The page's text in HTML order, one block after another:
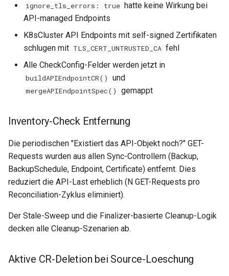
ignore_tls_errors: true hatte keine Wirkung bei
API-managed Endpoints
K8sCluster API Endpoints mit self-signed Zertifikaten
schlugen mit TLS_CERT_UNTRUSTED_CA fehl
Alle CheckConfig-Felder werden jetzt in
buildAPIEndpointCR() und
mergeAPIEndpointSpec() gemappt
Inventory-Check Entfernung
Die periodischen "Existiert das API-Objekt noch?" GET-
Requests wurden aus allen Sync-Controllern (Backup,
BackupSchedule, Endpoint, Certificate) entfernt. Dies
reduziert die API-Last erheblich (N GET-Requests pro
Reconciliation-Zyklus eliminiert).
Der Stale-Sweep und die Finalizer-basierte Cleanup-Logik
decken alle Cleanup-Szenarien ab.
Aktive CR-Deletion bei Source-Loeschung